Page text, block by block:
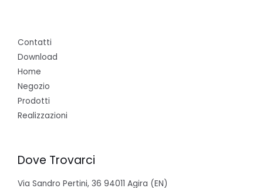
Contatti
Download
Home
Negozio
Prodotti
Realizzazioni
Dove Trovarci
Via Sandro Pertini, 36 94011 Agira (EN)